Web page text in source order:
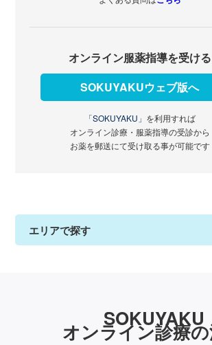
オンライン服薬指導を受ける
SOKUYAKUウェブ版へ
「SOKUYAKU」 を利用すれば
オンライン診療・服薬指導の受診から
お薬を郵送にて受け取る事が可能です
エリアで探す
SOKUYAKU
オンライン診療